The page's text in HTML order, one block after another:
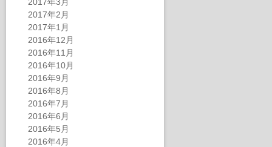
2017年2月
2017年1月
2016年12月
2016年11月
2016年10月
2016年9月
2016年8月
2016年7月
2016年6月
2016年5月
2016年4月